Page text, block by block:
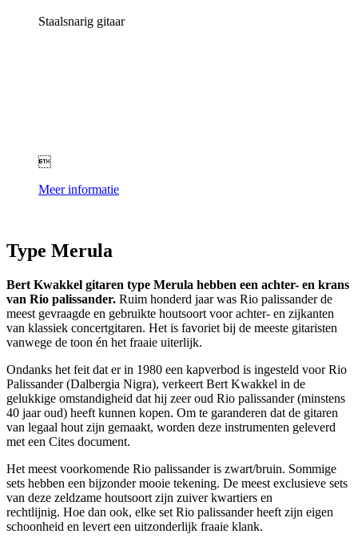
Staalsnarig gitaar

Meer informatie
Type Merula
Bert Kwakkel gitaren type Merula hebben een achter- en krans
van Rio palissander. Ruim honderd jaar was Rio palissander de
meest gevraagde en gebruikte houtsoort voor achter- en zijkanten
van klassiek concertgitaren. Het is favoriet bij de meeste gitaristen
vanwege de toon én het fraaie uiterlijk.
Ondanks het feit dat er in 1980 een kapverbod is ingesteld voor Rio
Palissander (Dalbergia Nigra), verkeert Bert Kwakkel in de
gelukkige omstandigheid dat hij zeer oud Rio palissander (minstens
40 jaar oud) heeft kunnen kopen. Om te garanderen dat de gitaren
van legaal hout zijn gemaakt, worden deze instrumenten geleverd
met een Cites document.
Het meest voorkomende Rio palissander is zwart/bruin. Sommige
sets hebben een bijzonder mooie tekening. De meest exclusieve sets
van deze zeldzame houtsoort zijn zuiver kwartiers en
rechtlijnig. Hoe dan ook, elke set Rio palissander heeft zijn eigen
schoonheid en levert een uitzonderlijk fraaie klank.